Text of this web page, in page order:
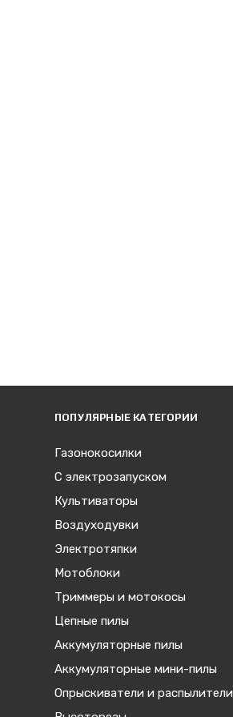
ПОПУЛЯРНЫЕ КАТЕГОРИИ
Газонокосилки
С электрозапуском
Культиваторы
Воздуходувки
Электротяпки
Мотоблоки
Триммеры и мотокосы
Цепные пилы
Аккумуляторные пилы
Аккумуляторные мини-пилы
Опрыскиватели и распылители